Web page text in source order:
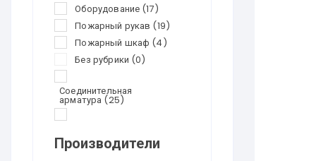
Оборудование (17)
Пожарный рукав (19)
Пожарный шкаф (4)
Без рубрики (0)
Соединительная
арматура (25)
огнетушителей (21)
Огнетушители
Производители